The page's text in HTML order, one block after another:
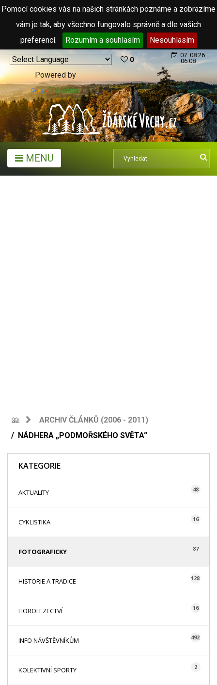
Pomocí cookies vás na našich stránkách poznáme a zobrazíme
vám je tak, aby všechno fungovalo správně a dle vašich
preferencí.
Rozumím a souhlasím Nesouhlasím
Powered by
Translate
0
07. 08.26
06:08
MENU
ARCHIV ČLÁNKŮ (2006 - 2011)
NÁDHERA „PODMOŘSKÉHO SVĚTA“
KATEGORIE
AKTUALITY 48
CYKLISTIKA 16
FOTOGRAFICKY 87
HISTORIE A TRADICE 128
HOROLEZECTVÍ 16
INFO NÁVŠTĚVNÍKŮM 492
KOLEKTIVNÍ SPORTY 2